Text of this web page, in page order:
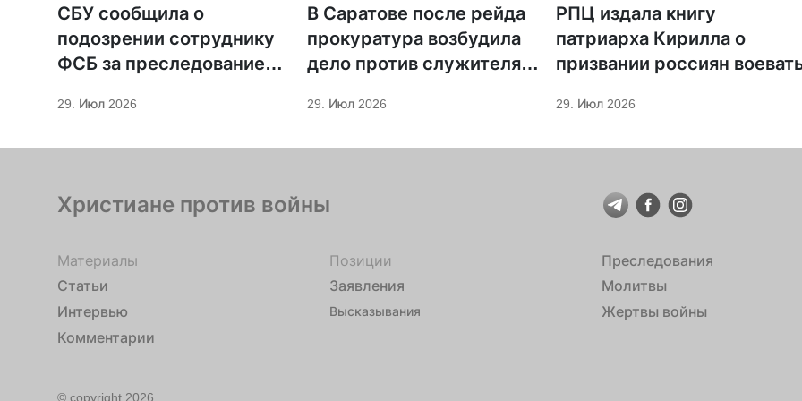
СБУ сообщила о
подозрении сотруднику
ФСБ за преследование
29. Июл 2026
В Саратове после рейда
прокуратура возбудила
дело против служителя
29. Июл 2026
РПЦ издала книгу
патриарха Кирилла о
призвании россиян
29. Июл 2026
Христиане против войны
Материалы
Статьи
Интервью
Комментарии
Позиции
Заявления
Высказывания
Преследования
Молитвы
Жертвы войны
© copyright 2026